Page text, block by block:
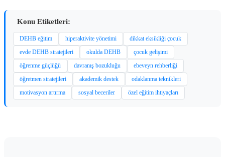
Konu Etiketleri:
DEHB eğitim hiperaktivite yönetimi
dikkat eksikliği çocuk
evde DEHB stratejileri
okulda DEHB
çocuk gelişimi
öğrenme güçlüğü
davranış bozukluğu
ebeveyn rehberliği
öğretmen stratejileri
akademik destek
odaklanma teknikleri
motivasyon artırma
sosyal beceriler özel eğitim ihtiyaçları